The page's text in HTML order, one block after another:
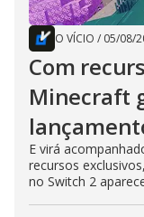
O VÍCIO / 05/08/
Com
Minecraft
E virá
recursos
no Switch 2